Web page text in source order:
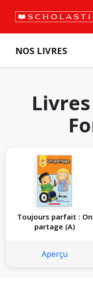
NOS LIVRES
Toujours parfait : On
partage (A)
Aperçu